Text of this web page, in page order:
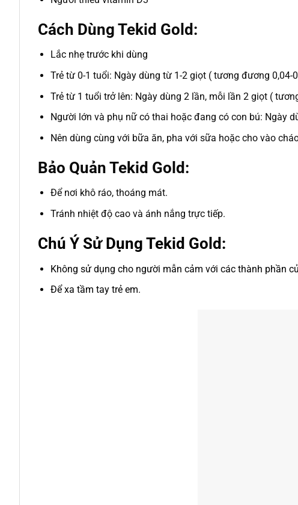
Cách Dùng Tekid Gold:
Lắc nhẹ trước khi dùng
Trẻ từ 0-1 tuổi: Ngày dùng từ 1-2 giọt ( tương đương
Trẻ từ 1 tuổi trở lên: Ngày dùng 2 lần, mỗi lần 2 giọt (
Người lớn và phụ nữ có thai hoặc đang có con bú: Ngày
Nên dùng cùng với bữa ăn, pha với sữa hoặc cho vào
Bảo Quản Tekid Gold:
Để nơi khô ráo, thoáng mát.
Tránh nhiệt độ cao và ánh nắng trực tiếp.
Chú Ý Sử Dụng Tekid Gold:
Không sử dụng cho người mẫn cảm với các thành phần
Để xa tầm tay trẻ em.